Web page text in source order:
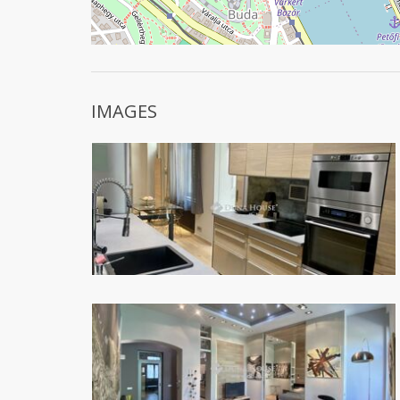
IMAGES